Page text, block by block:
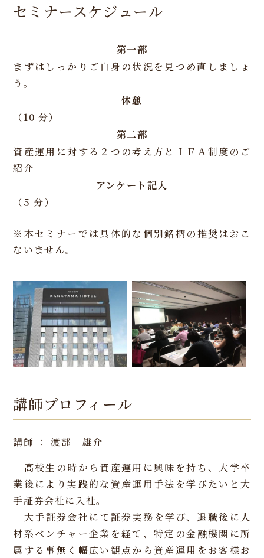
セミナースケジュール
第一部
まずはしっかりご自身の状況を見つめ直しましょ
う。
休憩
（10 分）
第二部
資産運用に対する２つの考え方とＩＦＡ制度のご
紹介
アンケート記入
（5 分）
※本セミナーでは具体的な個別銘柄の推奨はおこ
ないません。
講師プロフィール
講師 ： 渡部 雄介
高校生の時から資産運用に興味を持ち、大学卒
業後により実践的な資産運用手法を学びたいと大
手証券会社に入社。
大手証券会社にて証券実務を学び、退職後に人
材系ベンチャー企業を経て、特定の金融機関に所
属する事無く幅広い観点から資産運用をお客様お